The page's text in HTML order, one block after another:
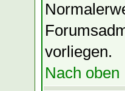
vorliegen.
Nach oben